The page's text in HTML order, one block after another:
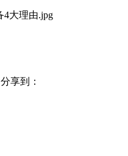
分享到：